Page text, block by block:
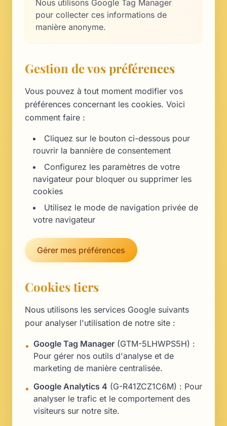
Nous utilisons Google Tag Manager
pour collecter ces informations de
manière anonyme.
Gestion de vos préférences
Vous pouvez à tout moment modifier vos
préférences concernant les cookies. Voici
comment faire :
Cliquez sur le bouton ci-dessous pour
rouvrir la bannière de consentement
Configurez les paramètres de votre
navigateur pour bloquer ou supprimer les
cookies
Utilisez le mode de navigation privée de
votre navigateur
Gérer mes préférences
Cookies tiers
Nous utilisons les services Google suivants
pour analyser l'utilisation de notre site :
• Google Tag Manager (GTM-5LHWPS5H) :
Pour gérer nos outils d'analyse et de
marketing de manière centralisée.
• Google Analytics 4 (G-R41ZCZ1C6M) : Pour
analyser le trafic et le comportement des
visiteurs sur notre site.